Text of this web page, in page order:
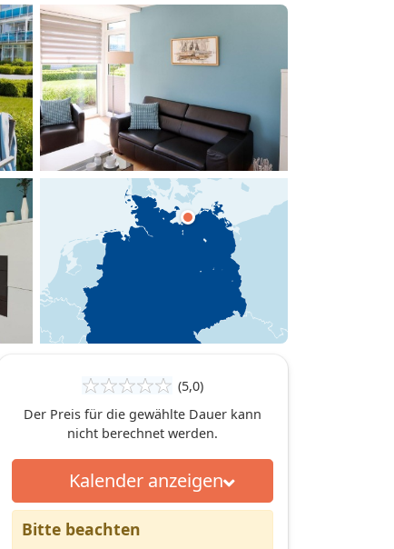
(5,0)
Der Preis für die gewählte Dauer kann
nicht berechnet werden.
Kalender anzeigen
Bitte beachten